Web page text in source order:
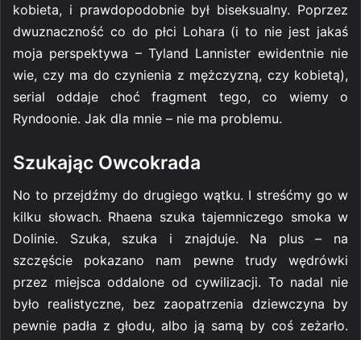
kobieta, i prawdopodobnie był biseksualny. Poprzez
dwuznaczność co do płci Lohara (i to nie jest jakaś
moja perspektywa – Tyland Lannister ewidentnie nie
wie, czy ma do czynienia z mężczyzną, czy kobietą),
serial oddaje choć fragment tego, co wiemy o
Ryndoonie. Jak dla mnie – nie ma problemu.
Szukając Owcokrada
No to przejdźmy do drugiego wątku. I streśćmy go w
kilku słowach. Rhaena szuka tajemniczego smoka w
Dolinie. Szuka, szuka i znajduje. Na plus – na
szczęście pokazano nam pewne trudy wędrówki
przez miejsca oddalone od cywilizacji. To nadal nie
było realistyczne, bez zaopatrzenia dziewczyna by
pewnie padła z głodu, albo ją samą by coś zeżarło.